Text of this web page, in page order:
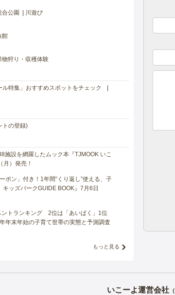
合公園 川遊び
館
物狩り・収穫体験
特集」おすすめスポットをチェック
トの登録)
施設を網羅したムック本『TJMOOK いこ
）発売！
ポン」付き！1年間“くり返し”使える、子
ッズパークGUIDE BOOK』7月6日
トランキング 2位は「あいぱく」1位
年末年始の子育て世帯の実態と予測調査
もっと見る
いこーよ運営会社（